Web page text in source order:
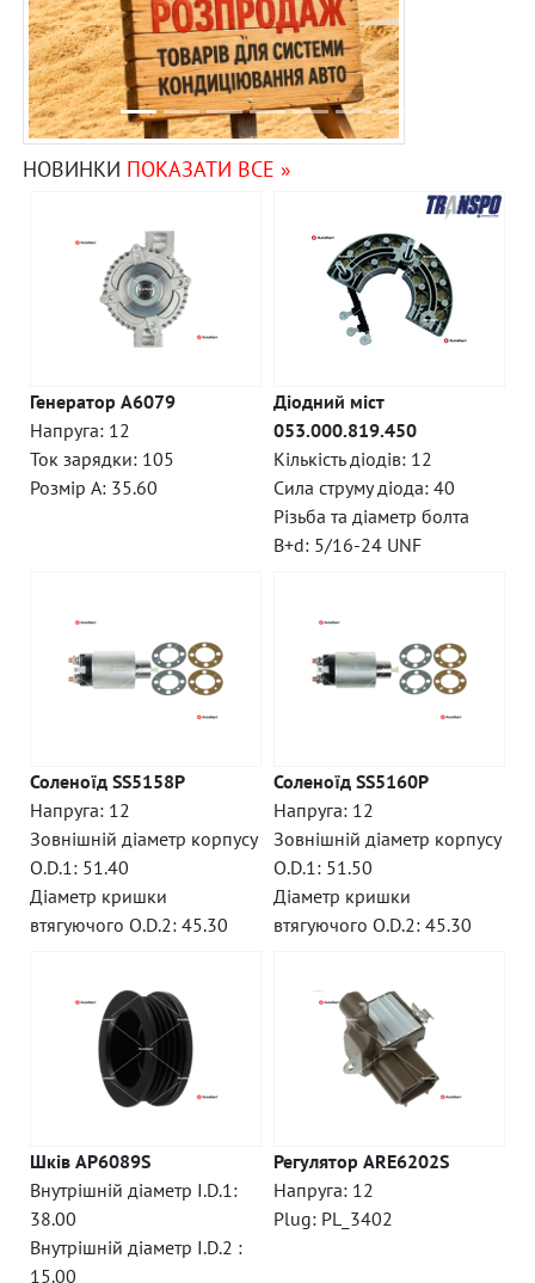
НОВИНКИ ПОКАЗАТИ ВСЕ »
Генератор A6079
Напруга: 12
Ток зарядки: 105
Розмір A: 35.60
Діодний міст
053.000.819.450
Кількість діодів: 12
Сила струму діода: 40
Різьба та діаметр болта
B+d: 5/16-24 UNF
Соленоїд SS5158P
Напруга: 12
Зовнішній діаметр корпусу
O.D.1: 51.40
Діаметр кришки
втягуючого O.D.2: 45.30
Соленоїд SS5160P
Напруга: 12
Зовнішній діаметр корпусу
O.D.1: 51.50
Діаметр кришки
втягуючого O.D.2: 45.30
Шків AP6089S
Внутрішній діаметр I.D.1:
38.00
Внутрішній діаметр I.D.2 :
15.00
Регулятор ARE6202S
Напруга: 12
Plug: PL_3402